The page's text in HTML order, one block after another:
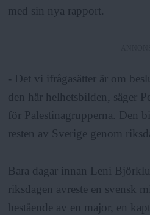
med sin nya rapport.
- Det vi ifrågasätter är om
den här helhetsbilden, säger
för Palestinagrupperna. Den
resten av Sverige genom
Bara dagar innan Leni
riksdagen avreste en svensk
bestående av en major, en